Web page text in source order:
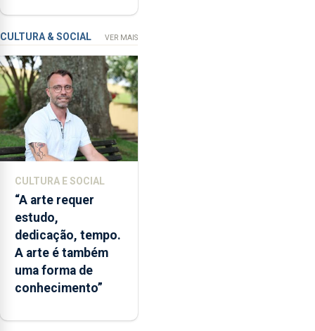
900
investigadores,
pedem
à
Agência
para
a
Investigação
e
que
o
Oceano
seja
reconhecido
como
Domínio
nacional
financiamento
CULTURA & SOCIAL VER MAIS
CULTURA E SOCIAL
“A arte requer
estudo,
dedicação, tempo.
A arte é também
uma forma de
conhecimento”